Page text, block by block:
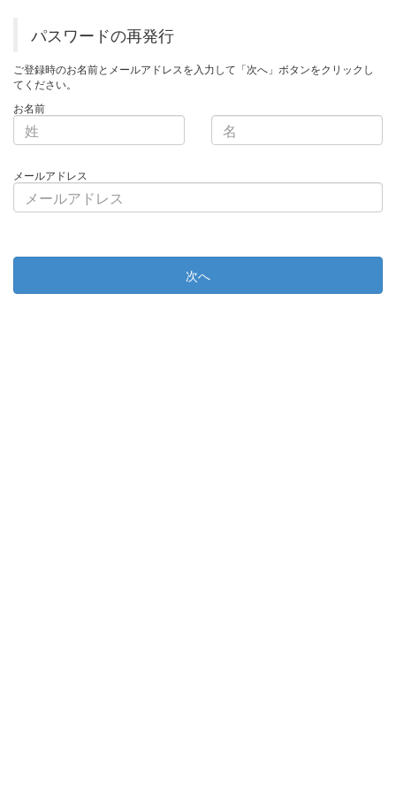
パスワードの再発行
ご登録時のお名前とメールアドレスを入力して「次へ」ボタンをクリックし
てください。
お名前
メールアドレス
次へ